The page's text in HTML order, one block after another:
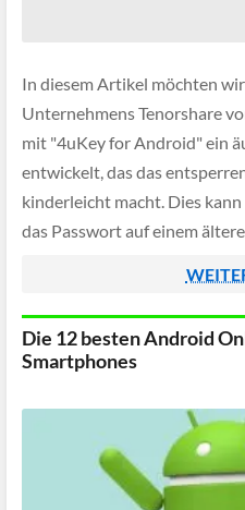
In diesem Artikel möchten
Unternehmens Tenorshare
mit "4uKey for Android" ein
entwickelt, das das
kinderleicht macht. Dies
das Passwort auf einem
Die 12 besten Android
Smartphones